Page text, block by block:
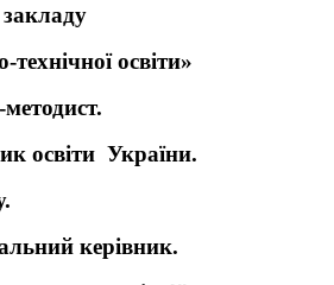
освіти»
освіти України.
керівник.